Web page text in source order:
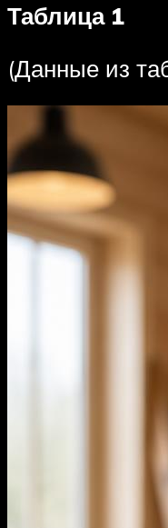
Таблица 1
(Данные из